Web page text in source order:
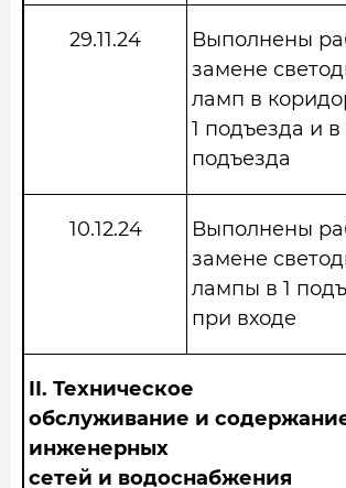
29.11.24
Выполнены
замене
ламп в
1 подъезда и
подъезда
10.12.24
Выполнены
замене
лампы в 1
при входе
II. Техническое
обслуживание и
инженерных
сетей и водоснабжения